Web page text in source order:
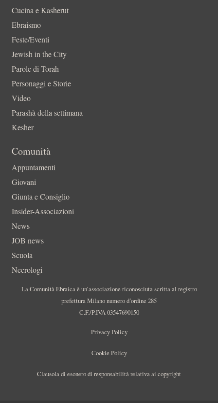
Cucina e Kasherut
Ebraismo
Feste/Eventi
Jewish in the City
Parole di Torah
Personaggi e Storie
Video
Parashà della settimana
Kesher
Comunità
Appuntamenti
Giovani
Giunta e Consiglio
Insider-Associazioni
News
JOB news
Scuola
Necrologi
La Comunità Ebraica è un’associazione riconosciuta scritta al registro
prefettura Milano numero d’ordine 285
C.F./P.IVA 03547690150
Privacy Policy
Cookie Policy
Clausola di esonero di responsabilità relativa ai copyright